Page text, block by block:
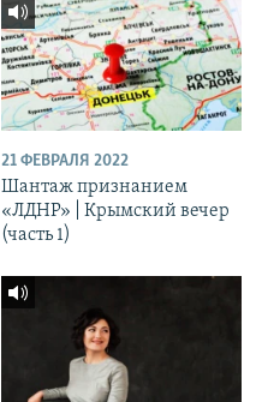
21 ФЕВРАЛЯ 2022
Шантаж признанием
«ЛДНР» | Крымский вечер
(часть 1)